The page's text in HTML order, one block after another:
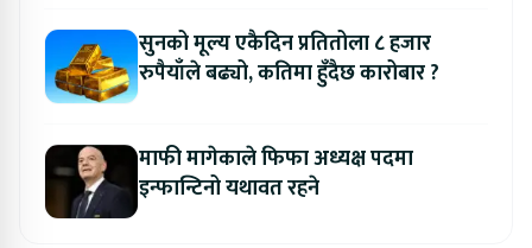
सुनको मूल्य एकैदिन प्रतितोला ८ हजार
रुपैयाँले बढ्यो, कतिमा हुँदैछ कारोबार ?
माफी मागेकाले फिफा अध्यक्ष पदमा
इन्फान्टिनो यथावत रहने